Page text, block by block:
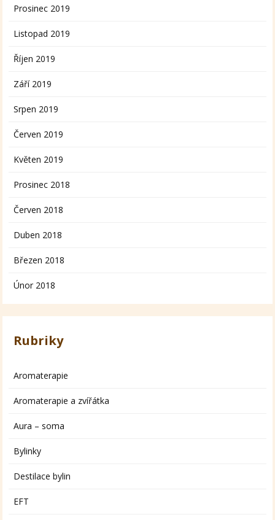
Prosinec 2019
Listopad 2019
Říjen 2019
Září 2019
Srpen 2019
Červen 2019
Květen 2019
Prosinec 2018
Červen 2018
Duben 2018
Březen 2018
Únor 2018
Rubriky
Aromaterapie
Aromaterapie a zvířátka
Aura – soma
Bylinky
Destilace bylin
EFT